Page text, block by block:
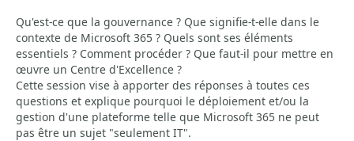
Qu'est-ce que la gouvernance ? Que signifie-t-elle dans le
contexte de Microsoft 365 ? Quels sont ses éléments
essentiels ? Comment procéder ? Que faut-il pour mettre en
œuvre un Centre d'Excellence ?
Cette session vise à apporter des réponses à toutes ces
questions et explique pourquoi le déploiement et/ou la
gestion d'une plateforme telle que Microsoft 365 ne peut
pas être un sujet "seulement IT".